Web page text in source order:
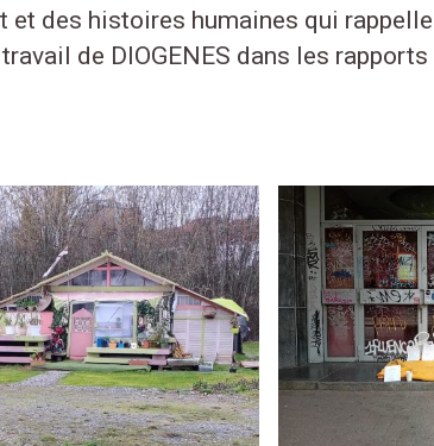
des histoires humaines qui
de DIOGENES dans les